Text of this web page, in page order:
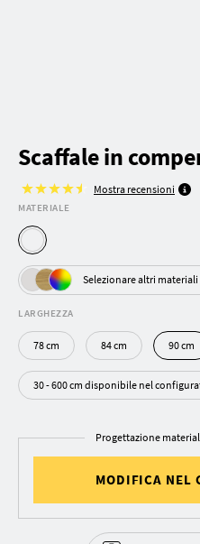
Scaffale in
Mostra recensioni
MATERIALE
Selezionare altri
LARGHEZZA
78 cm 84 cm 90 cm
30 - 600 cm disponibile nel
Progettazione
MODIFICA NEL